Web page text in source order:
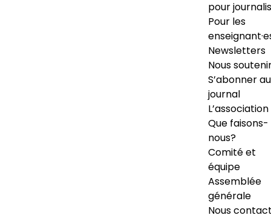
pour
Pour les
Newsletters
Nous
S’abonner au
journal
L’association
Que faisons-
nous?
Comité et
équipe
Assemblée
générale
Nous